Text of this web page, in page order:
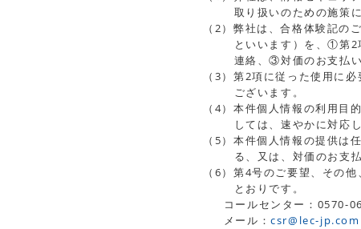
取り扱いのための施策
（2）弊社は、合格体験記の
といいます）を、①第
連絡、③対価のお支払
（3）第2項に従った使用に
ございます。
（4）本件個人情報の利用目
しては、速やかに対応し
（5）本件個人情報の提供は
る、又は、対価のお支
（6）第4号のご要望、その
とおりです。
コールセンター：0570-
メール：csr@lec-jp.com